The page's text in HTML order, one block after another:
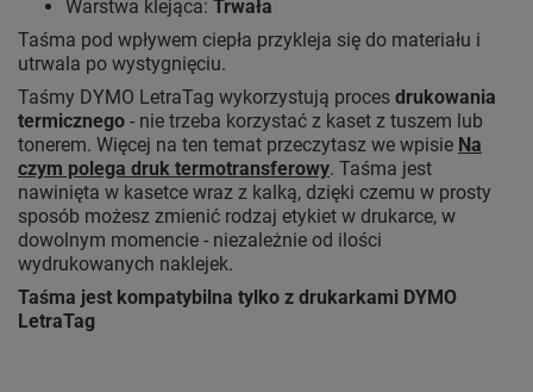
Warstwa klejąca: Trwała
Taśma pod wpływem ciepła przykleja się do materiału i
utrwala po wystygnięciu.
Taśmy DYMO LetraTag wykorzystują proces drukowania
termicznego - nie trzeba korzystać z kaset z tuszem lub
tonerem. Więcej na ten temat przeczytasz we wpisie Na
czym polega druk termotransferowy. Taśma jest
nawinięta w kasetce wraz z kalką, dzięki czemu w prosty
sposób możesz zmienić rodzaj etykiet w drukarce, w
dowolnym momencie - niezależnie od ilości
wydrukowanych naklejek.
Taśma jest kompatybilna tylko z drukarkami DYMO
LetraTag